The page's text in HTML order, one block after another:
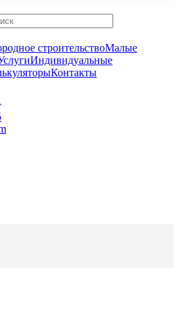
строительствоМалые
Индивидуальные
Контакты